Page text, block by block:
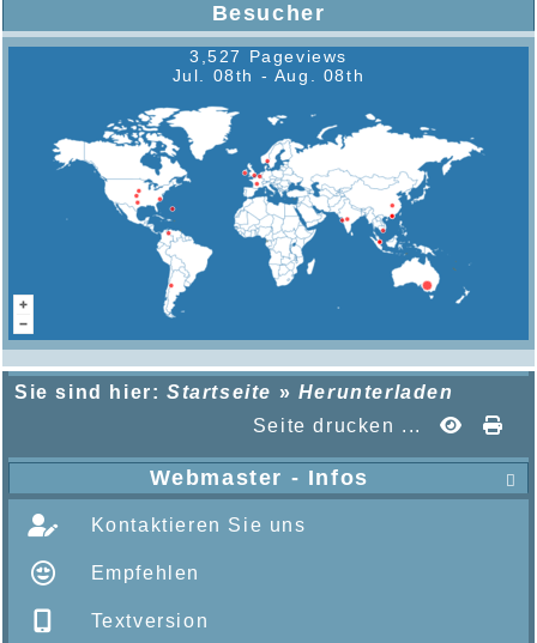
Besucher
3,527 Pageviews
Jul. 08th - Aug. 08th
Sie sind hier: Startseite » Herunterladen
Seite drucken ...

Webmaster - Infos
Kontaktieren Sie uns
Empfehlen
Textversion